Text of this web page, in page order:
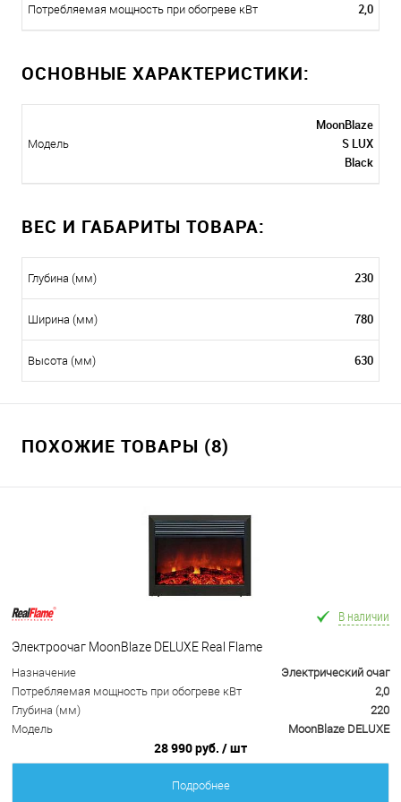
Потребляемая мощность при обогреве кВт 2,0
ОСНОВНЫЕ ХАРАКТЕРИСТИКИ:
Модель
MoonBlaze
S LUX
Black
ВЕС И ГАБАРИТЫ ТОВАРА:
Глубина (мм) 230
Ширина (мм) 780
Высота (мм) 630
ПОХОЖИЕ ТОВАРЫ (8)
В наличии
Электроочаг MoonBlaze DELUXE Real Flame
Назначение
Электрический очаг
Потребляемая мощность при обогреве кВт
2,0
Глубина (мм)
220
Модель
MoonBlaze DELUXE
28 990 руб. / шт
Подробнее